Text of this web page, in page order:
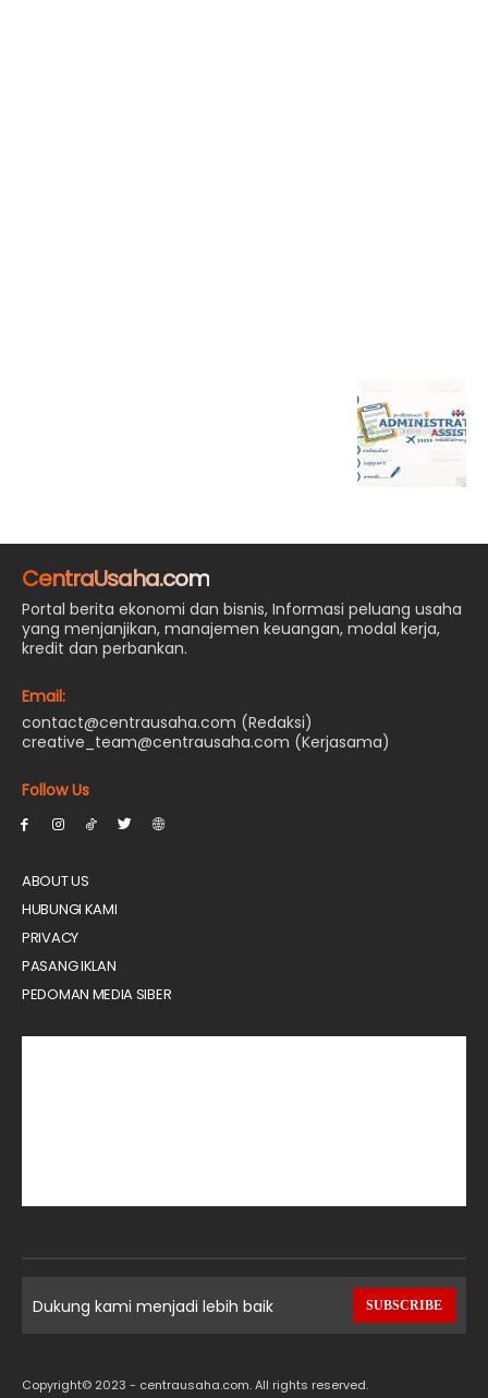
CentraUsaha.com
Portal berita ekonomi dan bisnis, Informasi peluang usaha
yang menjanjikan, manajemen keuangan, modal kerja,
kredit dan perbankan.
Email:
contact@centrausaha.com (Redaksi)
creative_team@centrausaha.com (Kerjasama)
Follow Us
ABOUT US
HUBUNGI KAMI
PRIVACY
PASANG IKLAN
PEDOMAN MEDIA SIBER
Dukung kami menjadi lebih baik SUBSCRIBE
Copyright© 2023 - centrausaha.com. All rights reserved.